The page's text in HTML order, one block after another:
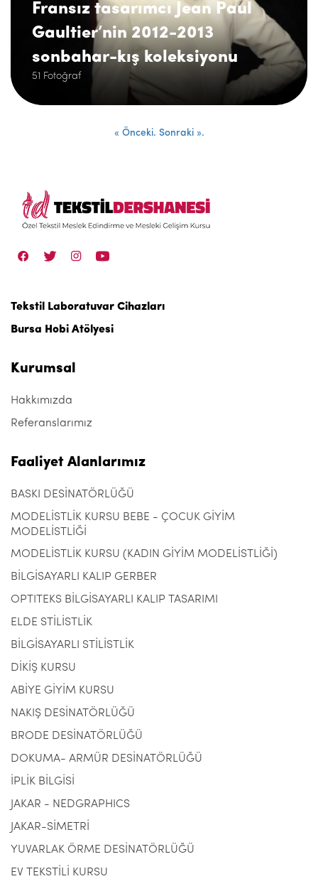
Fransız tasarımcı Jean Paul
Gaultier’nin 2012-2013
sonbahar-kış koleksiyonu
51 Fotoğraf
« Önceki. Sonraki ».
Tekstil Laboratuvar Cihazları
Bursa Hobi Atölyesi
Kurumsal
Hakkımızda
Referanslarımız
Faaliyet Alanlarımız
BASKI DESİNATÖRLÜĞÜ
MODELİSTLİK KURSU BEBE - ÇOCUK GİYİM
MODELİSTLİĞİ
MODELİSTLİK KURSU (KADIN GİYİM MODELİSTLİĞİ)
BİLGİSAYARLI KALIP GERBER
OPTITEKS BİLGİSAYARLI KALIP TASARIMI
ELDE STİLİSTLİK
BİLGİSAYARLI STİLİSTLİK
DİKİŞ KURSU
ABİYE GİYİM KURSU
NAKIŞ DESİNATÖRLÜĞÜ
BRODE DESİNATÖRLÜĞÜ
DOKUMA- ARMÜR DESİNATÖRLÜĞÜ
İPLİK BİLGİSİ
JAKAR - NEDGRAPHICS
JAKAR-SİMETRİ
YUVARLAK ÖRME DESİNATÖRLÜĞÜ
EV TEKSTİLİ KURSU